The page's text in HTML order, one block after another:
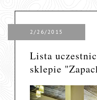
2/26/2015
Lista
sklepie